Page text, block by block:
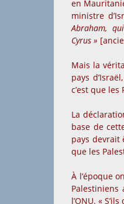
en
ministre
Abraham,
Cyrus »
Mais la
pays
c’est que
La
base de
pays devrait
que les
À l’époque
l’ONU. «